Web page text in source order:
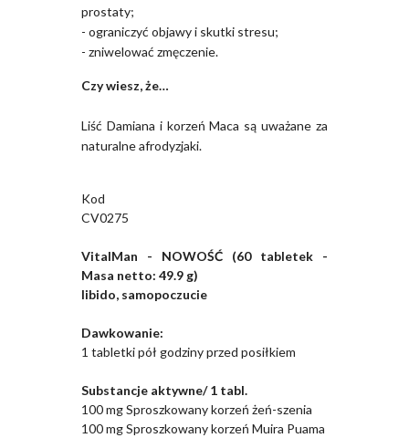
prostaty;
- ograniczyć objawy i skutki stresu;
- zniwelować zmęczenie.
Czy wiesz, że…
Liść Damiana i korzeń Maca są uważane za
naturalne afrodyzjaki.
Kod
CV0275
VitalMan - NOWOŚĆ (60 tabletek -
Masa netto: 49.9 g)
libido, samopoczucie
Dawkowanie:
1 tabletki pół godziny przed posiłkiem
Substancje aktywne/ 1 tabl.
100 mg Sproszkowany korzeń żeń-szenia
100 mg Sproszkowany korzeń Muira Puama